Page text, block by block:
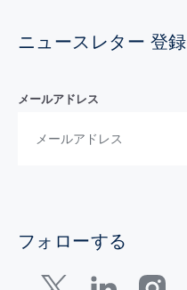
ニュースレター 登録
メールアドレス
フォローする